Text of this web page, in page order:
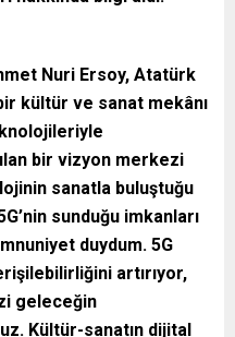
Nuri Ersoy, Atatürk
kültür ve sanat mekânı
bir vizyon merkezi
sanatla buluştuğu
sunduğu imkanları
duydum. 5G
artırıyor,
geleceğin
Kültür-sanatın dijital